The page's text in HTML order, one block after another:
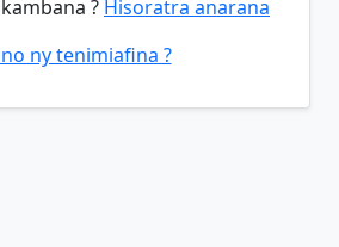
? Hisoratra anarana
ny tenimiafina ?